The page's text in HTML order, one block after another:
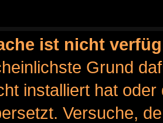
ist nicht
Grund
installiert hat
Versuche,